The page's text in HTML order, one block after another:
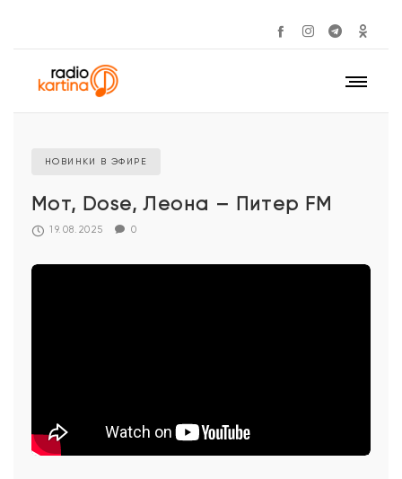
НОВИНКИ В ЭФИРЕ
Мот, Dose, Леона – Питер FM
19.08.2025 0